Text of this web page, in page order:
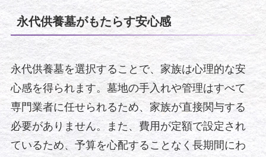
永代供養墓がもたらす安心感
永代供養墓を選択することで、家族は心理的な安
心感を得られます。墓地の手入れや管理はすべて
専門業者に任せられるため、家族が直接関与する
必要がありません。また、費用が定額で設定され
ているため、予算を心配することなく長期間にわ